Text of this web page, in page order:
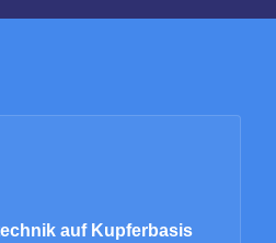
auf Kupferbasis